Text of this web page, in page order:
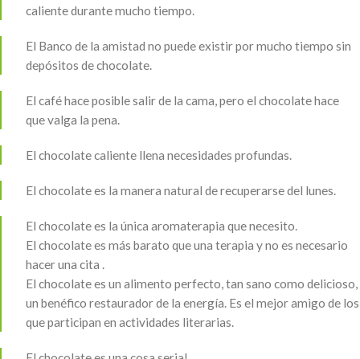
caliente durante mucho tiempo.
El Banco de la amistad no puede existir por mucho tiempo sin
depósitos de chocolate.
El café hace posible salir de la cama, pero el chocolate hace
que valga la pena.
El chocolate caliente llena necesidades profundas.
El chocolate es la manera natural de recuperarse del lunes.
El chocolate es la única aromaterapia que necesito.
El chocolate es más barato que una terapia y no es necesario
hacer una cita .
El chocolate es un alimento perfecto, tan sano como delicioso,
un benéfico restaurador de la energía. Es el mejor amigo de los
que participan en actividades literarias.